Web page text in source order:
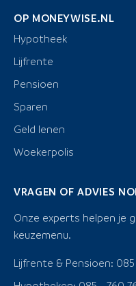
OP MONEYWISE.NL
Hypotheek
Lijfrente
Pensioen
Sparen
Geld lenen
Woekerpolis
VRAGEN OF ADVIES
Onze experts helpen je
keuzemenu.
Lijfrente & Pensioen: